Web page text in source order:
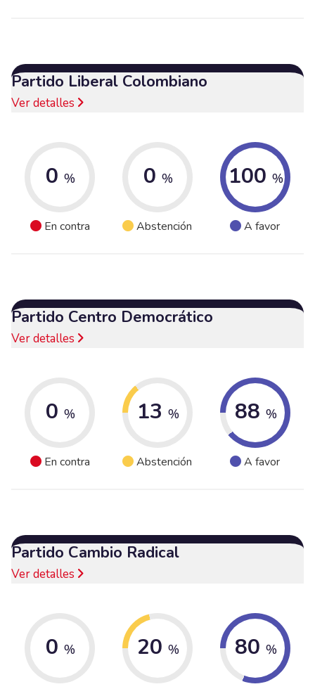
Partido Liberal Colombiano
Ver detalles
0 %
En contra
0 %
Abstención
100 %
A favor
Partido Centro Democrático
Ver detalles
0 %
En contra
13 %
Abstención
88 %
A favor
Partido Cambio Radical
Ver detalles
0 % 20 % 80 %